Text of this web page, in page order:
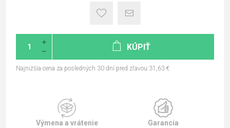
KÚPIŤ
Najnižšia cena za posledných 30 dní pred zľavou:31,63 €
Výmena a vrátenie
Garancia